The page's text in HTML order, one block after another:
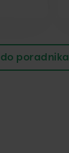
do poradnika